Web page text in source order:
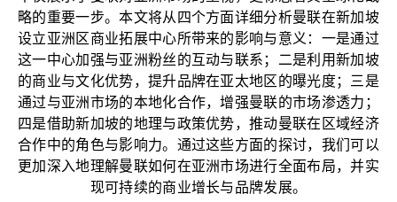
略的重要一步。本文将从四个方面详细分析曼联在新加坡
设立亚洲区商业拓展中心所带来的影响与意义：一是通过
这一中心加强与亚洲粉丝的互动与联系；二是利用新加坡
的商业与文化优势，提升品牌在亚太地区的曝光度；三是
通过与亚洲市场的本地化合作，增强曼联的市场渗透力；
四是借助新加坡的地理与政策优势，推动曼联在区域经济
合作中的角色与影响力。通过这些方面的探讨，我们可以
更加深入地理解曼联如何在亚洲市场进行全面布局，并实
现可持续的商业增长与品牌发展。